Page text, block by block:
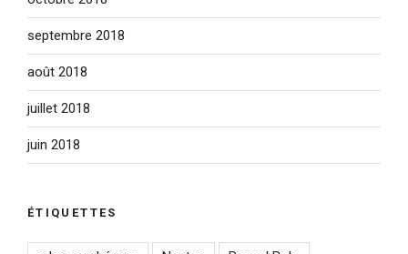
septembre 2018
août 2018
juillet 2018
juin 2018
ÉTIQUETTES